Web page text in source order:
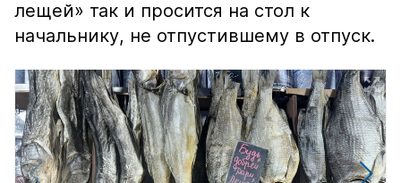
лещей» так и просится на стол к
начальнику, не отпустившему в отпуск.